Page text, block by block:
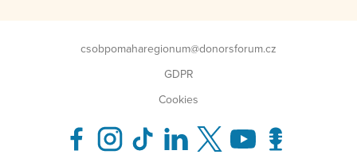
csobpomaharegionum@donorsforum.cz
GDPR
Cookies